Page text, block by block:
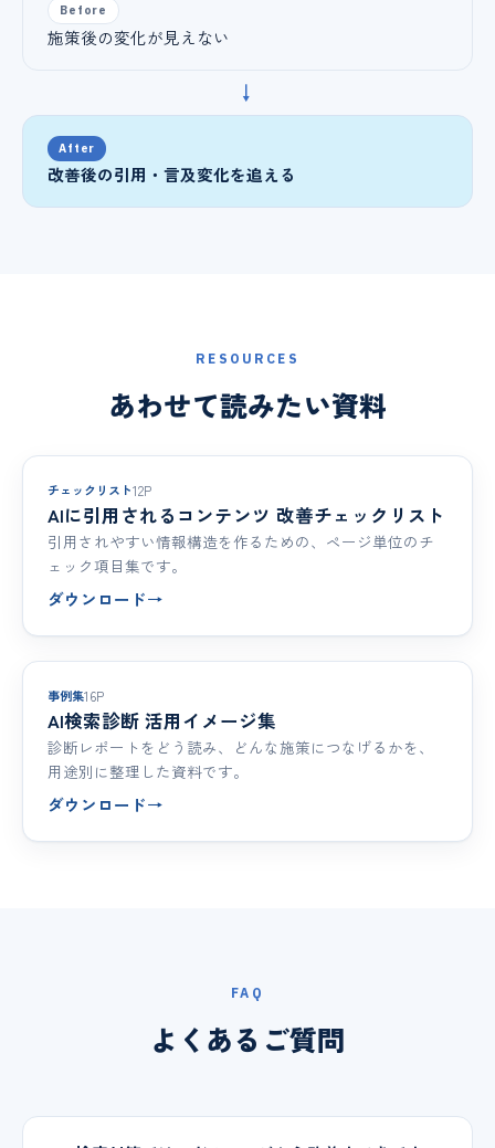
Before
施策後の変化が見えない
→
After
改善後の引用・言及変化を追える
RESOURCES
あわせて読みたい資料
実務
チェックリスト12P
AIに引用されるコンテンツ 改善チェックリスト
引用されやすい情報構造を作るための、ページ単位のチ
ェック項目集です。
ダウンロード→
事例
事例集16P
AI検索診断 活用イメージ集
診断レポートをどう読み、どんな施策につなげるかを、
用途別に整理した資料です。
ダウンロード→
FAQ
よくあるご質問